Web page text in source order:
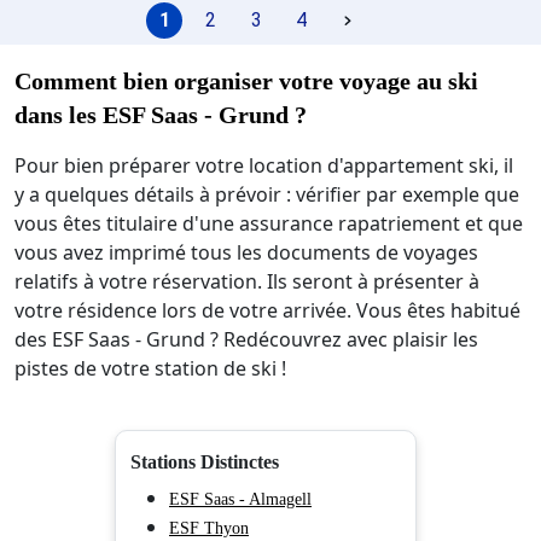
Chambre 1(mansardé, moquette) : 2 x lit simple.
Chambre 2(mansardé, moquette) : 3 x lit simple,
Chambre 3(mansardé, petite pièce, moquette) : lit
Sanitaires 1: baignoire, wc.
Frais sur place CHF 25 par personne et semaine (selon
Centre Saas-Grund env. 150 m. Saas Fee env. 4 km. Visp
Prochains commerces (Saas-Grund) env. 150 m.
Gare Visp env. 18 km.
Téléphérique Alpin-Express, env. 4 km.
Terrain de golf Täsch env. 20 km.
Télécabine / Remontées Kreuzboden / Hohsaas env. 300
Arrêt de bus env. 150 m.
Piste de ski de fond env. 15 m.
École de ski env. 300 m.
Caractéristiques: Location dans une maison avec
Aménagement: fonctionnel, carrelage, moquette.
Équipement: télévision satellite (2 télévision(s)); lecteur
1 2 3 4
Comment bien organiser votre voyage au ski
dans les ESF Saas - Grund ?
Pour bien préparer votre location d'appartement ski, il
y a quelques détails à prévoir : vérifier par exemple que
vous êtes titulaire d'une assurance rapatriement et que
vous avez imprimé tous les documents de voyages
relatifs à votre réservation. Ils seront à présenter à
votre résidence lors de votre arrivée. Vous êtes habitué
des ESF Saas - Grund ? Redécouvrez avec plaisir les
pistes de votre station de ski !
Stations Distinctes
ESF Saas - Almagell
ESF Thyon